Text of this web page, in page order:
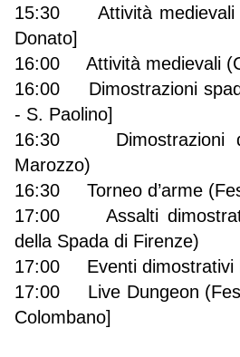
15:30 Attività medievali
Donato]
16:00 Attività medievali
16:00 Dimostrazioni
- S. Paolino]
16:30 Dimostrazioni di
Marozzo)
16:30 Torneo d’arme
17:00 Assalti
della Spada di Firenze)
17:00 Eventi dimostrativi
17:00 Live Dungeon
Colombano]